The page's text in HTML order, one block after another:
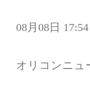
08月08日 17:54
オリコンニュ